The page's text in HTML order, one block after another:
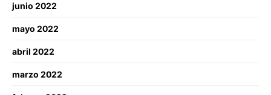
junio 2022
mayo 2022
abril 2022
marzo 2022